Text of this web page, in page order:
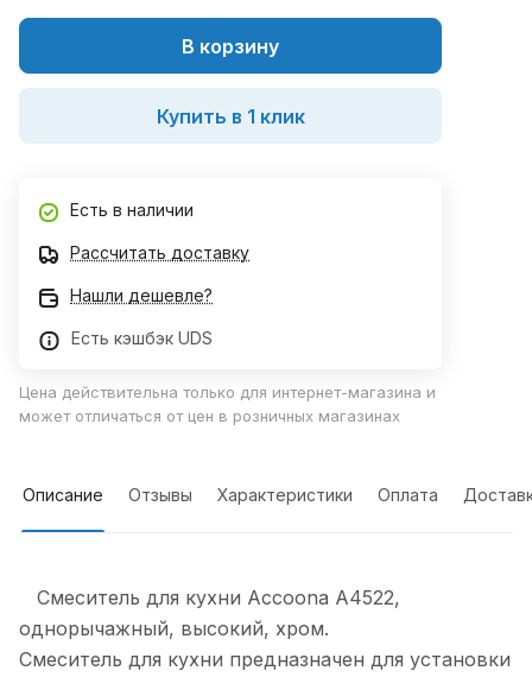
В корзину
Купить в 1 клик
Есть в наличии
Рассчитать доставку
Нашли дешевле?
Есть кэшбэк UDS
Цена действительна только для интернет-магазина и
может отличаться от цен в розничных магазинах
Описание Отзывы Характеристики Оплата
Смеситель для кухни Accoona A4522,
однорычажный, высокий, хром.
Смеситель для кухни предназначен для установки